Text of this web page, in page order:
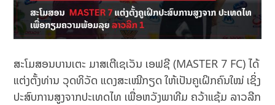
ສະໂມສອນບານເຕະ ມາສເຕີເຊເວັນ ເອຟຊີ (MASTER 7 FC) ໄດ້
ແຕ່ງຕັ້ງທ່ານ ວຸດທິວັດ ແດງສະເໝີກຽດ ໃຫ້ເປັນຄູເຝິກຄົນໃໝ່ ເຊິ່ງ
ປະສົບການສູງຈາກປະເທດໄທ ເພື່ອຫວັງພາທີມ ຄວ້າແຊ້ມ ລາວລີກ